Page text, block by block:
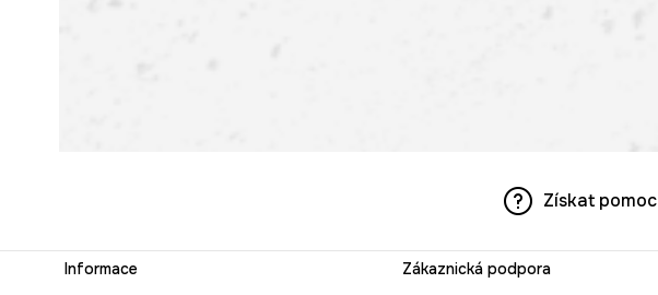
Získat pomoc
Informace Zákaznická podpora